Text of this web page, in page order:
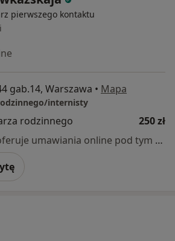
pierwszego kontaktu
gab.14, Warszawa • Mapa
internisty
rodzinnego
250 zł
Specjalista nie oferuje umawiania online pod tym adresem.